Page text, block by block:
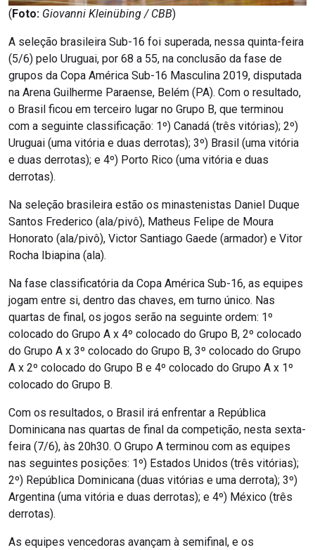
( Foto: Giovanni Kleinübing / CBB)
A seleção brasileira Sub-16 foi superada, nessa quinta-feira
(5/6) pelo Uruguai, por 68 a 55, na conclusão da fase de
grupos da Copa América Sub-16 Masculina 2019, disputada
na Arena Guilherme Paraense, Belém (PA). Com o resultado,
o Brasil ficou em terceiro lugar no Grupo B, que terminou
com a seguinte classificação: 1º) Canadá (três vitórias); 2º)
Uruguai (uma vitória e duas derrotas); 3º) Brasil (uma vitória
e duas derrotas); e 4º) Porto Rico (uma vitória e duas
derrotas).
Na seleção brasileira estão os minastenistas Daniel Duque
Santos Frederico (ala/pivô), Matheus Felipe de Moura
Honorato (ala/pivô), Victor Santiago Gaede (armador) e Vitor
Rocha Ibiapina (ala).
Na fase classificatória da Copa América Sub-16, as equipes
jogam entre si, dentro das chaves, em turno único. Nas
quartas de final, os jogos serão na seguinte ordem: 1º
colocado do Grupo A x 4º colocado do Grupo B, 2º colocado
do Grupo A x 3º colocado do Grupo B, 3º colocado do Grupo
A x 2º colocado do Grupo B e 4º colocado do Grupo A x 1º
colocado do Grupo B.
Com os resultados, o Brasil irá enfrentar a República
Dominicana nas quartas de final da competição, nesta sexta-
feira (7/6), às 20h30. O Grupo A terminou com as equipes
nas seguintes posições: 1º) Estados Unidos (três vitórias);
2º) República Dominicana (duas vitórias e uma derrota); 3º)
Argentina (uma vitória e duas derrotas); e 4º) México (três
derrotas).
As equipes vencedoras avançam à semifinal, e os